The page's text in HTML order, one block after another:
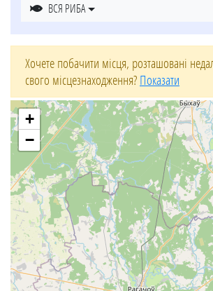
ВСЯ РИБА
Хочете побачити місця, розташовані
свого місцезнаходження?Показати
+
−